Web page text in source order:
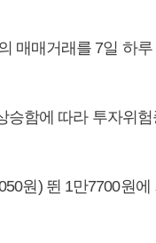
매매거래를 7일 하
승함에 따라 투자위
원) 뛴 1만7700원